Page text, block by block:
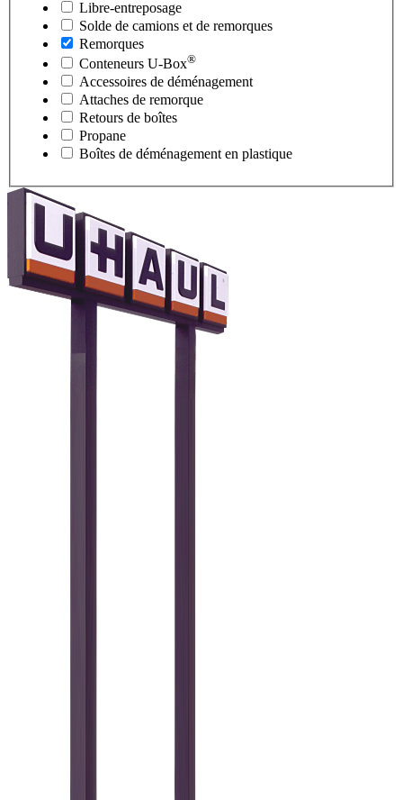
Libre-entreposage
Solde de camions et de remorques
Remorques
Conteneurs U-Box®
Accessoires de déménagement
Attaches de remorque
Retours de boîtes
Propane
Boîtes de déménagement en plastique